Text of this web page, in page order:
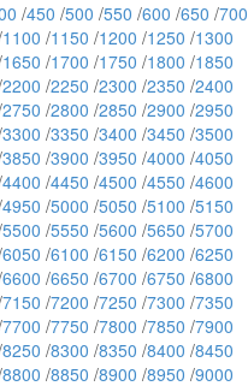
/450 /500 /550 /600 /650 /700
1100 /1150 /1200 /1250 /1300
1650 /1700 /1750 /1800 /1850
2200 /2250 /2300 /2350 /2400
2750 /2800 /2850 /2900 /2950
3300 /3350 /3400 /3450 /3500
3850 /3900 /3950 /4000 /4050
4400 /4450 /4500 /4550 /4600
4950 /5000 /5050 /5100 /5150
5500 /5550 /5600 /5650 /5700
6050 /6100 /6150 /6200 /6250
6600 /6650 /6700 /6750 /6800
7150 /7200 /7250 /7300 /7350
7700 /7750 /7800 /7850 /7900
8250 /8300 /8350 /8400 /8450
8800 /8850 /8900 /8950 /9000